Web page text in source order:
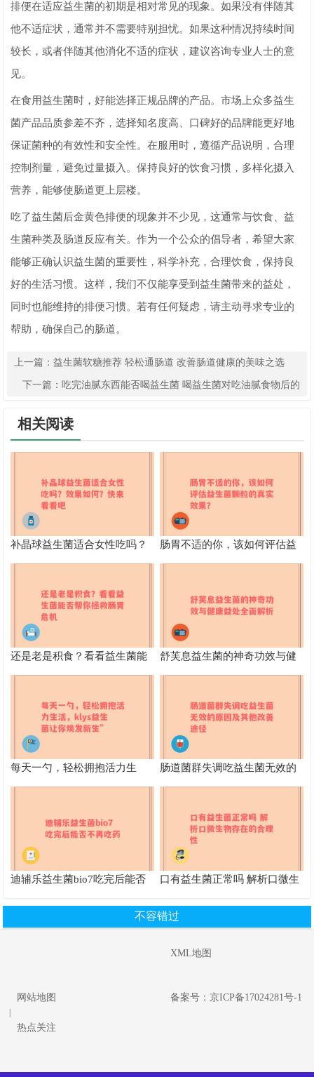
排便在适应益生菌的初期是相对常见的现象。如果没有伴随其
他不适症状，通常并不需要特别担忧。如果这种情况持续时间
较长，或者伴随其他消化不适的症状，建议咨询专业人士的意
见。
在食用益生菌时，好能选择正规品牌的产品。市场上众多益生
菌产品品质参差不齐，选择知名度高、口碑好的品牌能更好地
保证菌种的有效性和安全性。在服用时，遵循产品说明，合理
控制剂量，避免过量摄入。保持良好的饮食习惯，多样化摄入
营养，能够使肠道更上层楼。
吃了益生菌后金黄色排便的现象并不少见，这通常与饮食、益
生菌种类及肠道反应有关。作为一个公众的倡导者，希望大家
能够正确认识益生菌的重要性，科学补充，合理饮食，保持良
好的生活习惯。这样，我们不仅能享受到益生菌带来的益处，
同时也能维持的排便习惯。若有任何疑虑，请主动寻求专业的
帮助，确保自己的肠道。
上一篇：益生菌软糖推荐 轻松通肠道 改善肠道健康的美味之选
下一篇： 吃完油腻东西能否喝益生菌 喝益生菌对吃油腻食物后的
相关阅读
补晶球益生菌适合女性吃吗？
效果如何？快来看看吧
肠胃不适的你，该如何评估益
生菌颗粒的真实效果？
还是老是积食？看看益生菌能
否帮你拯救肠胃危机
舒芙息益生菌的神奇功效与健
康益处全面解析
每天一勺，轻松拥抱活力生
活，klys益生菌让你焕发新生”
肠道菌群失调吃益生菌无效的
原因及其他改善途径
迪辅乐益生菌bio7吃完后能否
口有益生菌正常吗 解析口微生
不容错过
XML地图
网站地图
热点关注
备案号：京ICP备17024281号-1